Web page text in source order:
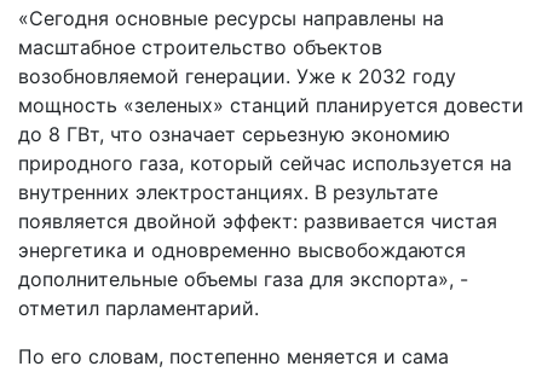
«Сегодня основные ресурсы направлены на
масштабное строительство объектов
возобновляемой генерации. Уже к 2032 году
мощность «зеленых» станций планируется довести
до 8 ГВт, что означает серьезную экономию
природного газа, который сейчас используется на
внутренних электростанциях. В результате
появляется двойной эффект: развивается чистая
энергетика и одновременно высвобождаются
дополнительные объемы газа для экспорта», -
отметил парламентарий.
По его словам, постепенно меняется и сама